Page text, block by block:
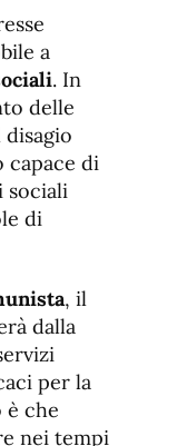
a
. In
delle
capace di
sociali
di
, il
dalla
per la
è che
nei tempi